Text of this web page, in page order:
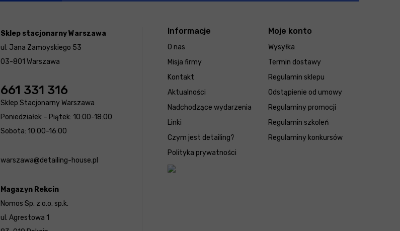
Informacje
O nas
Misja firmy
Kontakt
Aktualności
Nadchodzące wydarzenia
Linki
Czym jest detailing?
Polityka prywatności
Moje konto
Wysyłka
Termin dostawy
Regulamin sklepu
Odstąpienie od umowy
Regulaminy promocji
Regulamin szkoleń
Regulaminy konkursów
Sklep stacjonarny Warszawa
ul. Jana Zamoyskiego 53
03-801 Warszawa
661 331 316
Sklep Stacjonarny Warszawa
Poniedziałek – Piątek: 10:00-18:00
Sobota: 10:00-16:00
warszawa@detailing-house.pl
Magazyn Rekcin
Nomos Sp. z o.o. sp.k.
ul. Agrestowa 1